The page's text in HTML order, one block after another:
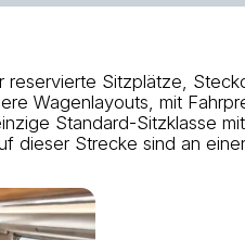
Sitzplätze,
Wagenlayouts, mit
Standard-Sitzklasse
dieser Strecke sind an